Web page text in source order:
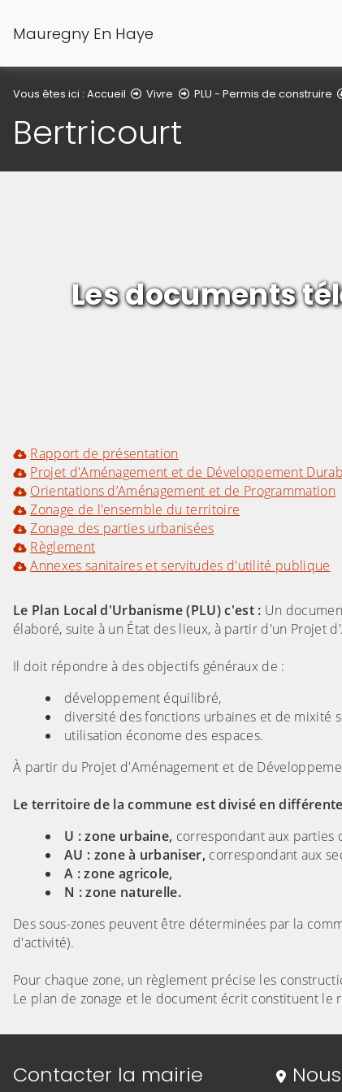
Mauregny En Haye
Vous êtes ici : Accueil Vivre PLU - Permis de construire
Bertricourt
Les documents
Rapport de présentation
Projet d'Aménagement et de Développement
Orientations d’Aménagement et de Programmation
Zonage de l'ensemble du territoire
Zonage des parties urbanisées
Règlement
Annexes sanitaires et servitudes d'utilité publique
Le Plan Local d'Urbanisme (PLU) c'est : Un
élaboré, suite à un État des lieux, à partir d'un Projet
Il doit répondre à des objectifs généraux de :
développement équilibré,
diversité des fonctions urbaines et de mixité
utilisation économe des espaces.
À partir du Projet d'Aménagement et de
Le territoire de la commune est divisé en
U : zone urbaine, correspondant aux parties
AU : zone à urbaniser, correspondant aux
A : zone agricole,
N : zone naturelle.
Des sous-zones peuvent être déterminées par la
d'activité).
Pour chaque zone, un règlement précise les
Le plan de zonage et le document écrit constituent le
Informations de contact
Contacter la mairie